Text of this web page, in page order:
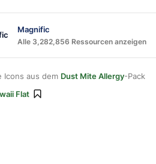
Magnific
Alle 3,282,856 Ressourcen anzeigen
Icons aus dem Dust Mite Allergy-Pack
Flat